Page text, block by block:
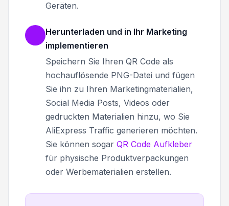
Geräten.
Herunterladen und in Ihr Marketing
implementieren
Speichern Sie Ihren QR Code als
hochauflösende PNG-Datei und fügen
Sie ihn zu Ihren Marketingmaterialien,
Social Media Posts, Videos oder
gedruckten Materialien hinzu, wo Sie
AliExpress Traffic generieren möchten.
Sie können sogar QR Code Aufkleber
für physische Produktverpackungen
oder Werbematerialien erstellen.